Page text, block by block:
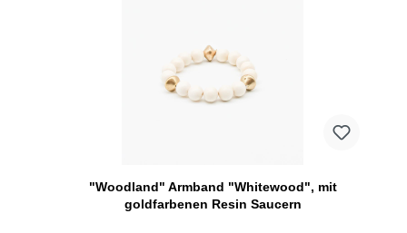
"Woodland" Armband "Whitewood", mit
goldfarbenen Resin Saucern